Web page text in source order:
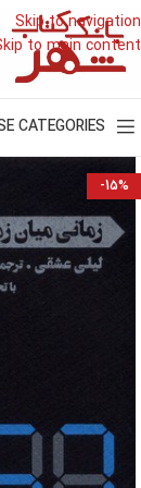
Skip to navigation
to main content
CATEGORIES
-15%